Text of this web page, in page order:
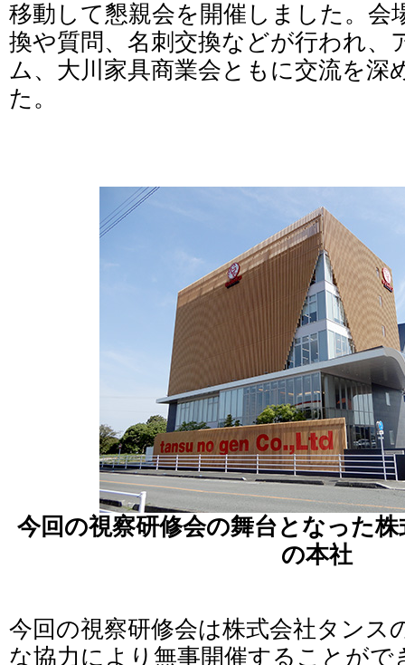
移動して懇親会を開催しました。会
換や質問、名刺交換などが行われ、
ム、大川家具商業会ともに交流を深
た。
今回の視察研修会の舞台となった
の本社
今回の視察研修会は株式会社タンス
な協力により無事開催することがで